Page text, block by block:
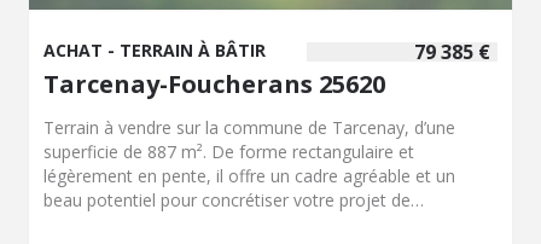
79 385 €
ACHAT - TERRAIN À BÂTIR
Tarcenay-Foucherans 25620
Terrain à vendre sur la commune de Tarcenay, d’une
superficie de 887 m². De forme rectangulaire et
légèrement en pente, il offre un cadre agréable et un
beau potentiel pour concrétiser votre projet de